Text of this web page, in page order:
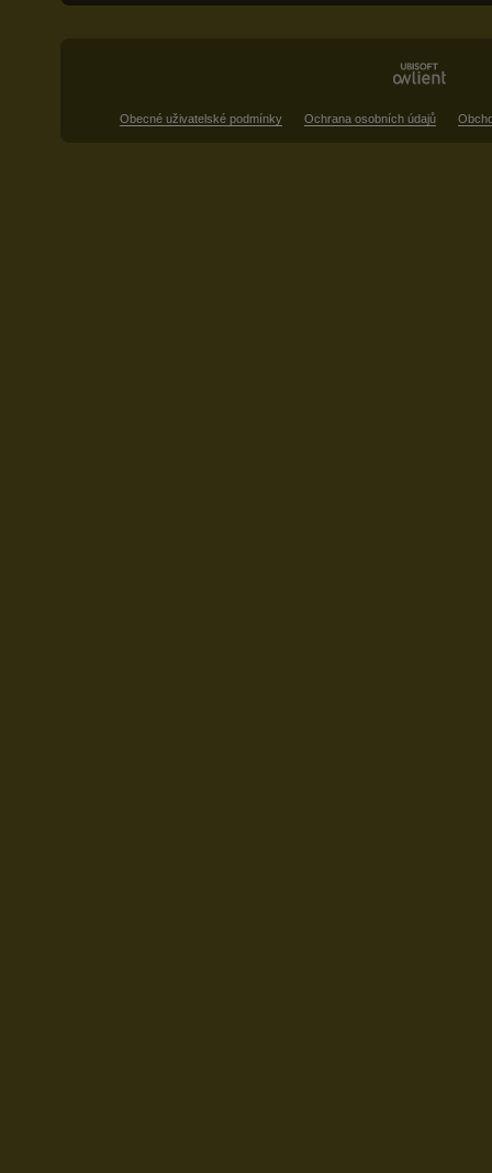
Obecné uživatelské podmínky Ochrana osobních údajů